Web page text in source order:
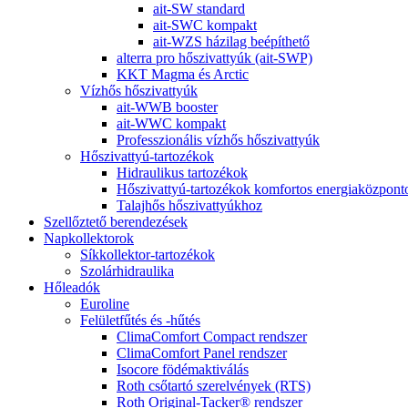
ait-SW standard
ait-SWC kompakt
ait-WZS házilag beépíthető
alterra pro hőszivattyúk (ait-SWP)
KKT Magma és Arctic
Vízhős hőszivattyúk
ait-WWB booster
ait-WWC kompakt
Professzionális vízhős hőszivattyúk
Hőszivattyú-tartozékok
Hidraulikus tartozékok
Hőszivattyú-tartozékok komfortos
Talajhős hőszivattyúkhoz
Szellőztető berendezések
Napkollektorok
Síkkollektor-tartozékok
Szolárhidraulika
Hőleadók
Euroline
Felületfűtés és -hűtés
ClimaComfort Compact rendszer
ClimaComfort Panel rendszer
Isocore födémaktiválás
Roth csőtartó szerelvények (RTS)
Roth Original-Tacker® rendszer